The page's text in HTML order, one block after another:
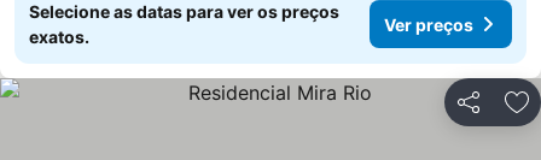
Selecione as datas para ver os preços
exatos.
Ver preços
Partilhar